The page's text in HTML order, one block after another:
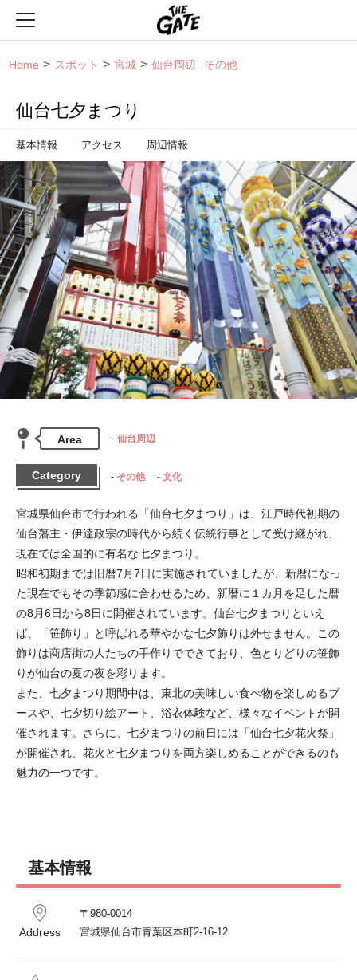
Home スポット 宮城 仙台周辺 その他
仙台七夕まつり
基本情報 アクセス 周辺情報
Area 仙台周辺
Category その他 文化
宮城県仙台市で行われる「仙台七夕まつり」は、江戸時代初期の
仙台藩主・伊達政宗の時代から続く伝統行事として受け継がれ、
現在では全国的に有名な七夕まつり。
昭和初期までは旧暦7月7日に実施されていましたが、新暦になっ
た現在でもその季節感に合わせるため、新暦に１カ月を足した暦
の8月6日から8日に開催されています。仙台七夕まつりといえ
ば、「笹飾り」と呼ばれる華やかな七夕飾りは外せません。この
飾りは商店街の人たちの手作りでできており、色とりどりの笹飾
りが仙台の夏の夜を彩ります。
また、七夕まつり期間中は、東北の美味しい食べ物を楽しめるブ
ースや、七夕切り絵アート、浴衣体験など、様々なイベントが開
催されます。さらに、七夕まつりの前日には「仙台七夕花火祭」
が開催され、花火と七夕まつりを両方楽しめることができるのも
魅力の一つです。
基本情報
Address
〒980-0014